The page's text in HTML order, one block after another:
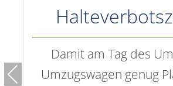
Sparen Sie sich Zeit,
Nerven. Nutzen Sie
PREVIOUS